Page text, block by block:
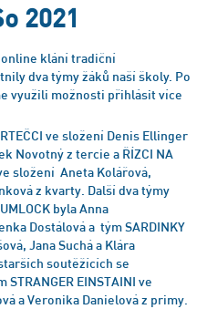
2021
klání tradiční
dva týmy žáků naší školy. Po
využili možnosti přihlásit více
ve složení Denis Ellinger
Novotný z tercie a ŘÍZCI NA
ve složení Aneta Kolářová,
z kvarty. Další dva týmy
byla Anna
Dostálová a tým SARDINKY
Jana Suchá a Klára
soutěžících se
EINSTAINI ve
a Veronika Danielová z primy.